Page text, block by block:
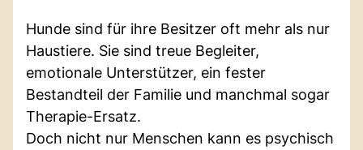
Hunde sind für ihre Besitzer oft mehr als nur
Haustiere. Sie sind treue Begleiter,
emotionale Unterstützer, ein fester
Bestandteil der Familie und manchmal sogar
Therapie-Ersatz.
Doch nicht nur Menschen kann es psychisch